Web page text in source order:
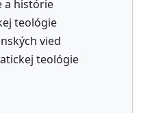
a histórie
teológie
vied
teológie